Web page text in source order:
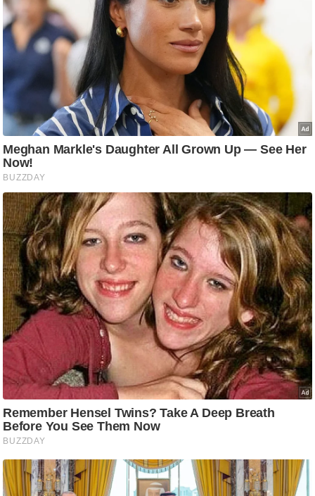
शि
प
रा
नी
वि
श्ले
ष
ण
स
म
सा
म
यि
क
मा
तृ
भू
मि
स्तं
भ
ए
आ